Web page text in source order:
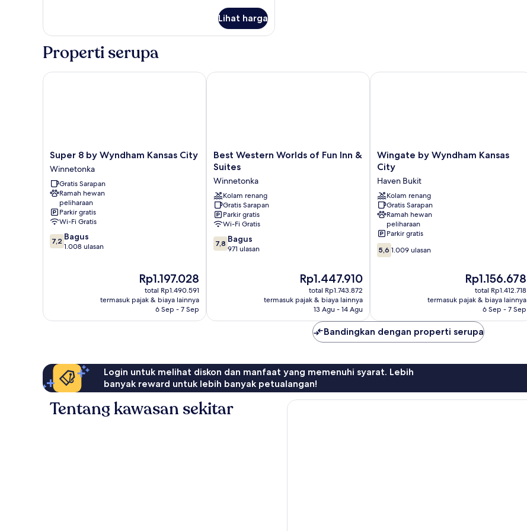
Asap
Rokok
Kamar,
Tempat
King,
Lihat harga
Properti serupa
Super
8
by
Wyndham
Kansas
City
Winnetonka
Super 8 by Wyndham Kansas City
Winnetonka
Gratis Sarapan
Ramah hewan
peliharaan
Parkir gratis
Wi-Fi Gratis
7.2
dari
7,2 Bagus
1.008 ulasan
Harga
sekarang
Rp1.197.028
Rp1.197.028
total Rp1.490.591
termasuk pajak & biaya lainnya
6 Sep - 7 Sep
Super 8 by Wyndham Kansas City
Best
Western
of
Fun
Inn
&
Suites
Winnetonka
Best Western Worlds of Fun Inn &
Suites
Winnetonka
Kolam renang
Gratis Sarapan
Parkir gratis
Wi-Fi Gratis
7.8
dari
7,8 Bagus
971 ulasan
Harga
sekarang
Rp1.447.910
Rp1.447.910
total Rp1.743.872
termasuk pajak & biaya lainnya
13 Agu - 14 Agu
Best Western Worlds of Fun Inn & Suites
Wingate
by
Wyndham
Kansas
City
Haven
Bukit
Wingate by Wyndham Kansas
City
Haven Bukit
Kolam renang
Gratis Sarapan
Ramah hewan
peliharaan
Parkir gratis
5.6
dari
5,6 1.009 ulasan
Harga
sekarang
Rp1.156.678
Rp1.156.678
total Rp1.412.718
termasuk pajak & biaya lainnya
6 Sep - 7 Sep
Wingate by Wyndham Kansas City
Bandingkan dengan properti serupa
Login untuk melihat diskon dan manfaat yang memenuhi syarat. Lebih
banyak reward untuk lebih banyak petualangan!
Tentang kawasan sekitar